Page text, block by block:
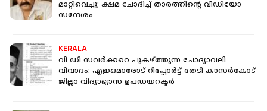
മാറ്റിവെച്ചു; ക്ഷമ ചോദിച്ച് താരത്തിന്റെ വീഡിയോ
സന്ദേശം
KERALA
വി ഡി സവർക്കറെ പുകഴ്ത്തുന്ന ചോദ്യാവലി
വിവാദം: എഇഒമാരോട് റിപ്പോർട്ട് തേടി കാസർകോട്
ജില്ലാ വിദ്യാഭ്യാസ ഉപഡയറക്ടർ